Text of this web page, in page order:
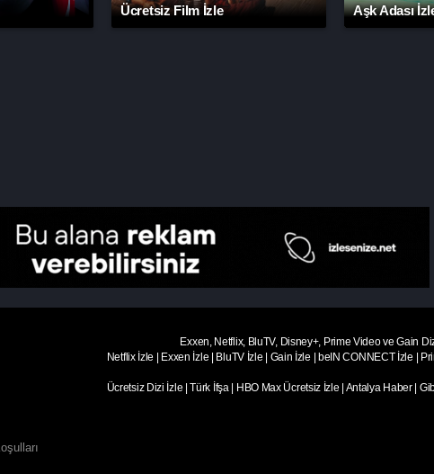
Ücretsiz Film İzle Aşk Adası
Exxen, Netflix, BluTV, Disney+, Prime Video ve Gain
Netflix İzle | Exxen İzle | BluTV İzle | Gain İzle | beIN CONNECT İzle |
Ücretsiz Dizi İzle |Türk İfşa | HBO Max Ücretsiz İzle | Antalya Haber|